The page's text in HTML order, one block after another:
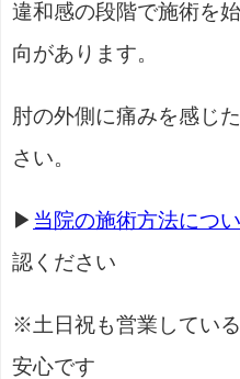
違和感の段階で施術を
向があります。
肘の外側に痛みを感じ
さい。
▶ 当院の施術方法につ
認ください
※土日祝も営業してい
安心です